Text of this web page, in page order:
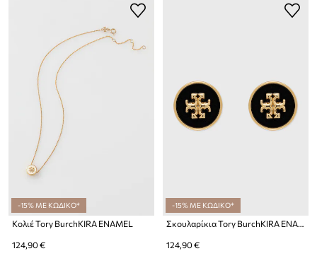
-15% ΜΕ ΚΩΔΙΚΟ*
Κολιέ Tory BurchKIRA ENAMEL
124,90 €
-15% ΜΕ ΚΩΔΙΚΟ*
Σκουλαρίκια Tory BurchKIRA ENAMEL
124,90 €